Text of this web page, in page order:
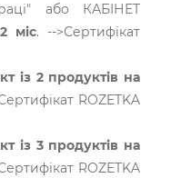
або КАБІНЕТ
міс. -->Сертифікат
із 2 продуктів на
ROZETKA
із 3 продуктів на
ROZETKA